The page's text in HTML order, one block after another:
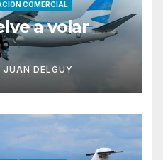
COMERCIAL
a volar
JUAN DELGUY